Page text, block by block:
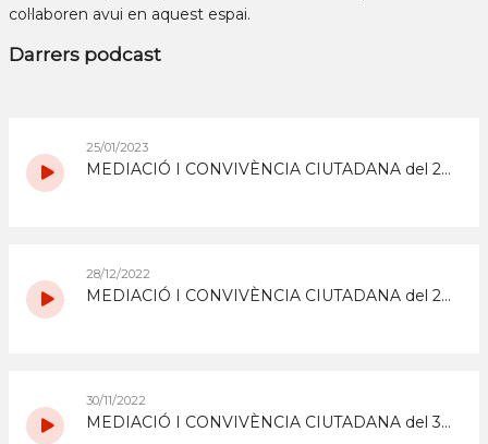
col·laboren avui en aquest espai.
Darrers podcast
25/01/2023
MEDIACIÓ I CONVIVÈNCIA CIUTADANA del 25/1/2023
28/12/2022
MEDIACIÓ I CONVIVÈNCIA CIUTADANA del 28/12/2022
30/11/2022
MEDIACIÓ I CONVIVÈNCIA CIUTADANA del 30/11/2022